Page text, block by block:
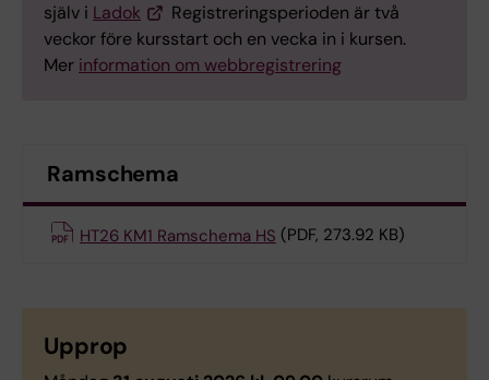
själv i Ladok
Registreringsperioden är två
veckor före kursstart och en vecka in i kursen.
Mer information om webbregistrering
Ramschema
HT26 KM1 Ramschema HS (PDF, 273.92 KB)
Upprop